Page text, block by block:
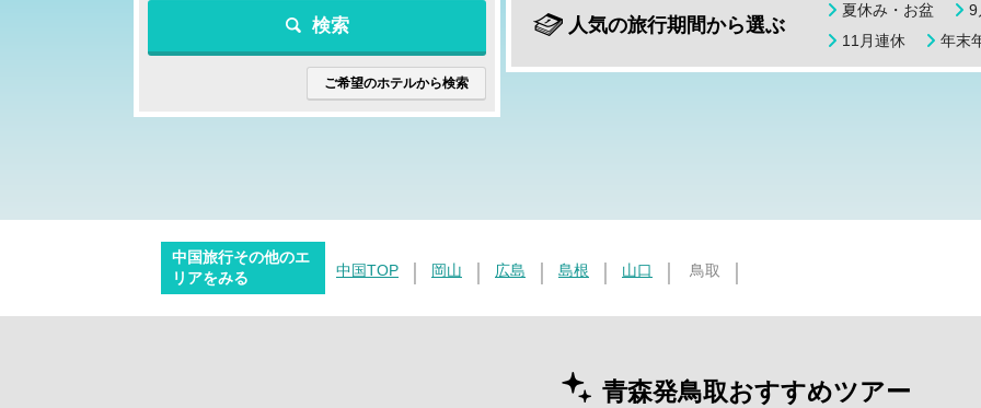
人気の旅行期間から選ぶ
夏休み・お盆
9
11月連休
年末
検索
ご希望のホテルから検索
中国旅行その他のエ
リアをみる
中国TOP 岡山 広島 島根 山口 鳥取
青森発鳥取おすすめツアー